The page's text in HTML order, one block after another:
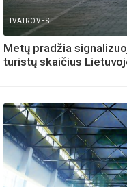
IVAIROVES
Metų pradžia
turistų skaičius